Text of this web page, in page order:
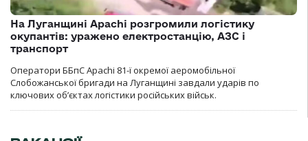
На Луганщині Apachi розгромили логістику
окупантів: уражено електростанцію, АЗС і
транспорт
Оператори ББпС Apachi 81-ї окремої аеромобільної
Слобожанської бригади на Луганщині завдали ударів по
ключових об’єктах логістики російських військ.